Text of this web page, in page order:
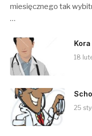
miesięcznego tak
…
18
25